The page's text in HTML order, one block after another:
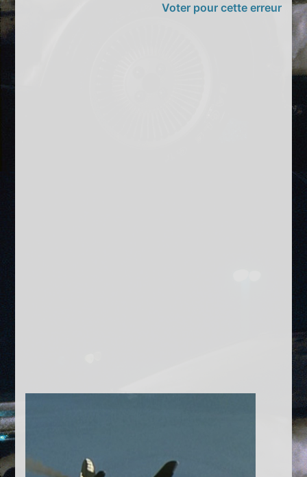
Voter pour cette erreur